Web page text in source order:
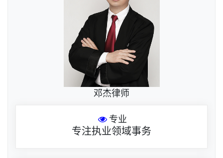
邓杰律师
专业
专注执业领域事务